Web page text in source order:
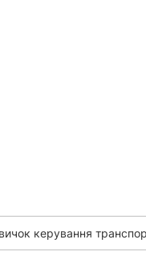
керування